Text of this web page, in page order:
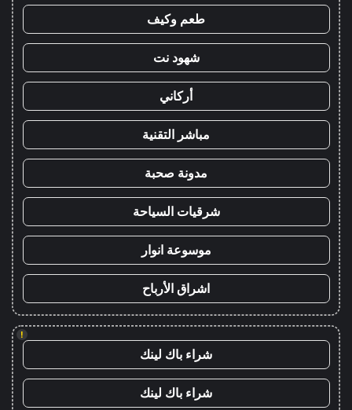
طعم وكيف
شهود نت
أركاني
مباشر التقنية
مدونة صحبة
شرقيات السياحة
موسوعة انوار
اشراق الأرباح
!
شراء باك لينك
شراء باك لينك